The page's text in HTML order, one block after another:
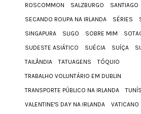
ROSCOMMON
SALZBURGO SANTIAGO
SECANDO ROUPA NA IRLANDA
SÉRIES
SINGAPURA
SLIGO SOBRE MIM
SUDESTE ASIÁTICO
SUÉCIA SUÍÇA
TAILÂNDIA
TATUAGENS
TÓQUIO
TRABALHO VOLUNTÁRIO EM DUBLIN
TRANSPORTE PÚBLICO NA IRLANDA
VALENTINE'S DAY NA IRLANDA
VATICANO